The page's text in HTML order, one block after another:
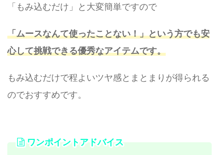
「もみ込むだけ」と大変簡単ですので
「ムースなんて使ったことない！」という方でも安
心して挑戦できる優秀なアイテムです。
もみ込むだけで程よいツヤ感とまとまりが得られる
のでおすすめです。
ワンポイントアドバイス